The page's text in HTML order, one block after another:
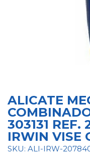
ALICATE
303131
IRWIN VISE
SKU: ALI-IRW-